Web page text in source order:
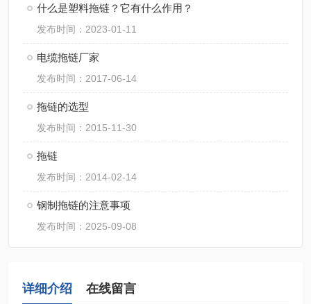
什么是塑料拖链？它有什么作用？
发布时间：2023-01-11
电缆拖链厂家
发布时间：2017-06-14
拖链的选型
发布时间：2015-11-30
拖链
发布时间：2014-02-14
钢制拖链的注意事项
发布时间：2025-09-08
详细介绍 在线留言